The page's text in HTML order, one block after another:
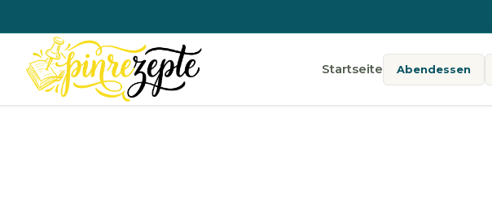
Startseite Abendessen